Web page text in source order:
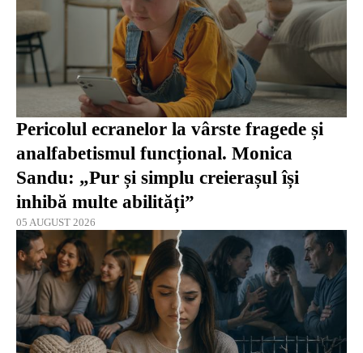
Pericolul ecranelor la vârste fragede și
analfabetismul funcțional. Monica
Sandu: „Pur și simplu creierașul își
inhibă multe abilități”
05 AUGUST 2026